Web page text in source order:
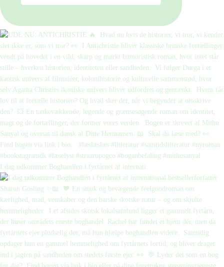
I dag udkommer Boghandlen i fyrtårnet af internati